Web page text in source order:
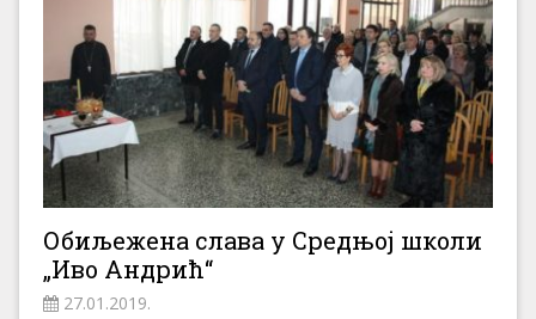
Обиљежена слава у Средњој школи
„Иво Андрић“
27.01.2019.